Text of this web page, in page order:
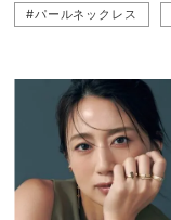
#パールネックレス